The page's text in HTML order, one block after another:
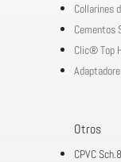
Collarines
Cementos
Clic® Top
Otros
CPVC